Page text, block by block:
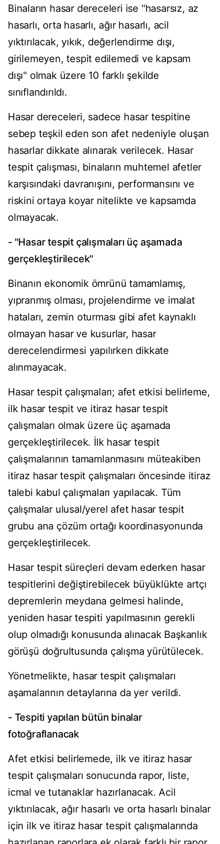
Binaların hasar dereceleri ise "hasarsız, az
hasarlı, orta hasarlı, ağır hasarlı, acil
yıktırılacak, yıkık, değerlendirme dışı,
girilemeyen, tespit edilemedi ve kapsam
dışı" olmak üzere 10 farklı şekilde
sınıflandırıldı.
Hasar dereceleri, sadece hasar tespitine
sebep teşkil eden son afet nedeniyle oluşan
hasarlar dikkate alınarak verilecek. Hasar
tespit çalışması, binaların muhtemel afetler
karşısındaki davranışını, performansını ve
riskini ortaya koyar nitelikte ve kapsamda
olmayacak.
- "Hasar tespit çalışmaları üç aşamada
gerçekleştirilecek"
Binanın ekonomik ömrünü tamamlamış,
yıpranmış olması, projelendirme ve imalat
hataları, zemin oturması gibi afet kaynaklı
olmayan hasar ve kusurlar, hasar
derecelendirmesi yapılırken dikkate
alınmayacak.
Hasar tespit çalışmaları; afet etkisi belirleme,
ilk hasar tespit ve itiraz hasar tespit
çalışmaları olmak üzere üç aşamada
gerçekleştirilecek. İlk hasar tespit
çalışmalarının tamamlanmasını müteakiben
itiraz hasar tespit çalışmaları öncesinde itiraz
talebi kabul çalışmaları yapılacak. Tüm
çalışmalar ulusal/yerel afet hasar tespit
grubu ana çözüm ortağı koordinasyonunda
gerçekleştirilecek.
Hasar tespit süreçleri devam ederken hasar
tespitlerini değiştirebilecek büyüklükte artçı
depremlerin meydana gelmesi halinde,
yeniden hasar tespiti yapılmasının gerekli
olup olmadığı konusunda alınacak Başkanlık
görüşü doğrultusunda çalışma yürütülecek.
Yönetmelikte, hasar tespit çalışmaları
aşamalarının detaylarına da yer verildi.
- Tespiti yapılan bütün binalar
fotoğraflanacak
Afet etkisi belirlemede, ilk ve itiraz hasar
tespit çalışmaları sonucunda rapor, liste,
icmal ve tutanaklar hazırlanacak. Acil
yıktırılacak, ağır hasarlı ve orta hasarlı binalar
için ilk ve itiraz hasar tespit çalışmalarında